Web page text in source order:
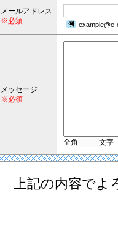
メールアドレス
※必須
メッセージ
※必須
全角 文字
上記の内容でよ